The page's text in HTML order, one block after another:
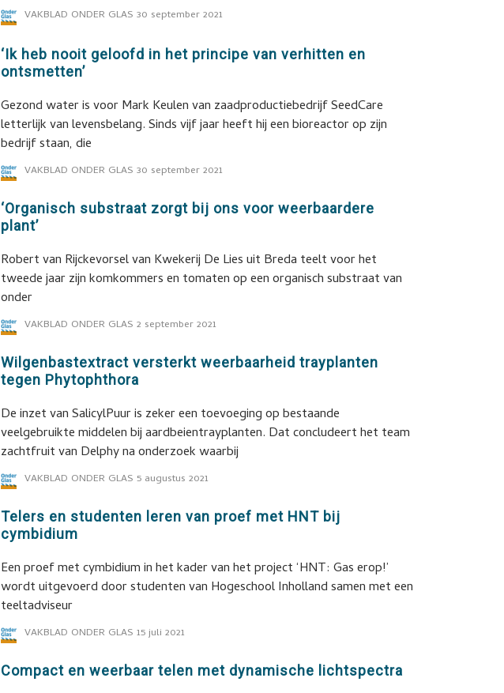
VAKBLAD ONDER GLAS 30 september 2021
‘Ik heb nooit geloofd in het principe van verhitten en
ontsmetten’
Gezond water is voor Mark Keulen van zaadproductiebedrijf SeedCare
letterlijk van levensbelang. Sinds vijf jaar heeft hij een bioreactor op zijn
bedrijf staan, die
VAKBLAD ONDER GLAS 30 september 2021
‘Organisch substraat zorgt bij ons voor weerbaardere
plant’
Robert van Rijckevorsel van Kwekerij De Lies uit Breda teelt voor het
tweede jaar zijn komkommers en tomaten op een organisch substraat van
onder
VAKBLAD ONDER GLAS 2 september 2021
Wilgenbastextract versterkt weerbaarheid trayplanten
tegen Phytophthora
De inzet van SalicylPuur is zeker een toevoeging op bestaande
veelgebruikte middelen bij aardbeientrayplanten. Dat concludeert het team
zachtfruit van Delphy na onderzoek waarbij
VAKBLAD ONDER GLAS 5 augustus 2021
Telers en studenten leren van proef met HNT bij
cymbidium
Een proef met cymbidium in het kader van het project ‘HNT: Gas erop!’
wordt uitgevoerd door studenten van Hogeschool Inholland samen met een
teeltadviseur
VAKBLAD ONDER GLAS 15 juli 2021
Compact en weerbaar telen met dynamische lichtspectra